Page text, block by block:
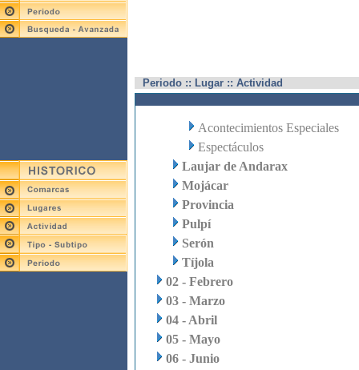
Periodo :: Lugar :: Actividad
Acontecimientos Especiales
Espectáculos
Laujar de Andarax
Mojácar
Provincia
Pulpí
Serón
Tíjola
02 - Febrero
03 - Marzo
04 - Abril
05 - Mayo
06 - Junio